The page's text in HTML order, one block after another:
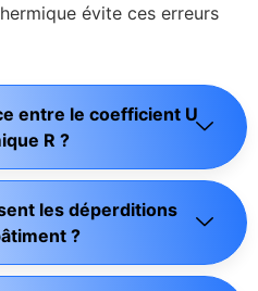
évite ces erreurs
entre le coefficient U
R ?
les déperditions
?